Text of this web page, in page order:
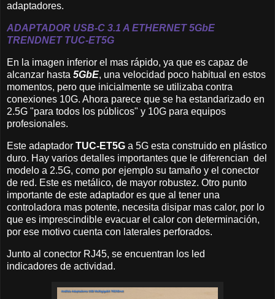
adaptadores.
ADAPTADOR USB-C 3.1 A ETHERNET5GbE
TRENDNETTUC-ET5G
En la imagen inferior el mas rápido, ya que es capaz de
alcanzar hasta 5GbE, una velocidad poco habitual en estos
momentos, pero que inicialmente se utilizaba contra
conexiones 10G. Ahora parece que se ha estandarizado en
2.5G "para todos los públicos" y 10G para equipos
profesionales.
Este adaptador TUC-ET5G a 5G esta construido en plástico
duro. Hay varios detalles importantes que le diferencian del
modelo a 2.5G, como por ejemplo su tamaño y el conector
de red. Este es metálico, de mayor robustez. Otro punto
importante de este adaptador es que al tener una
controladora mas potente, necesita disipar mas calor, por lo
que es imprescindible evacuar el calor con determinación,
por ese motivo cuenta con laterales perforados.
Junto al conector RJ45, se encuentran los led
indicadores de actividad.